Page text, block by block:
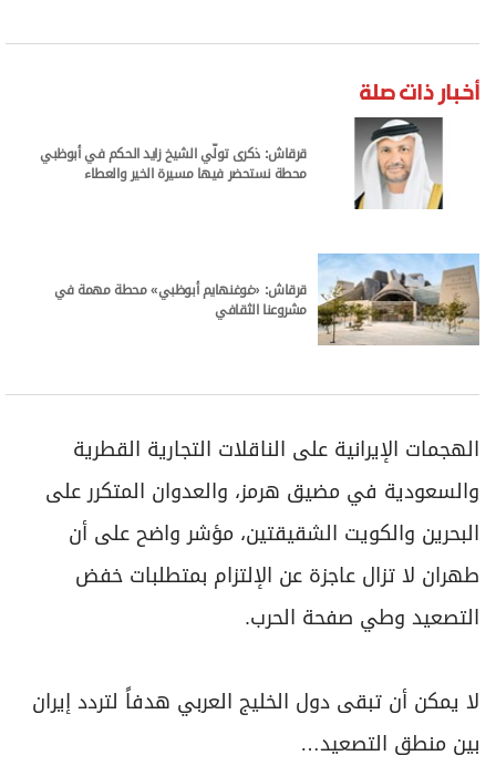
أخبار ذات صلة
قرقاش: ذكرى تولّي الشيخ زايد الحكم في أبوظبي
محطة نستحضر فيها مسيرة الخير والعطاء
قرقاش: «غوغنهايم أبوظبي» محطة مهمة في
مشروعنا الثقافي
الهجمات الإيرانية على الناقلات التجارية القطرية
والسعودية في مضيق هرمز، والعدوان المتكرر على
البحرين والكويت الشقيقتين، مؤشر واضح على أن
طهران لا تزال عاجزة عن الإلتزام بمتطلبات خفض
التصعيد وطي صفحة الحرب.
لا يمكن أن تبقى دول الخليج العربي هدفاً لتردد إيران
بين منطق التصعيد…